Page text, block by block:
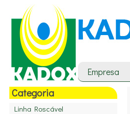
Empresa
Categoria
Linha Roscável